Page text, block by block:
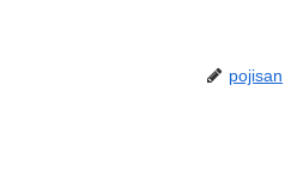
pojisan